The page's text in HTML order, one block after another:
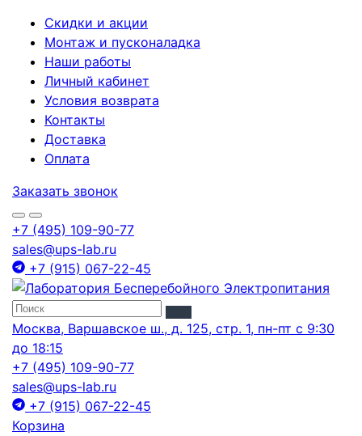
Скидки и акции
Монтаж и пусконаладка
Наши работы
Личный кабинет
Условия возврата
Контакты
Доставка
Оплата
Заказать звонок
+7 (495) 109-90-77
sales@ups-lab.ru
+7 (915) 067-22-45
Москва, Варшавское ш., д. 125, стр. 1, пн-пт с 9:30
до 18:15
+7 (495) 109-90-77
sales@ups-lab.ru
+7 (915) 067-22-45
Корзина